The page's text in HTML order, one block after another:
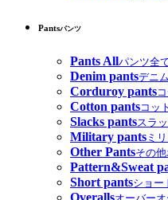
Pantsパンツ
Pants Allパンツ全
Denim pantsデニ
Corduroy pants
Cotton pantsコッ
Slacks pantsスラ
Military pants ミ
Other Pantsその
Pattern&Sweat
Short pantsショー
Overalls